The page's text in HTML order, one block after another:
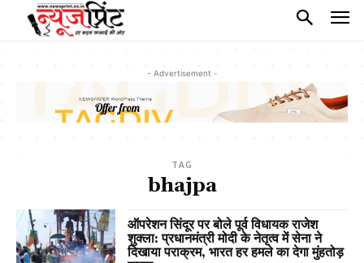
- Advertisement -
TAG
bhajpa
ऑपरेशन सिंदूर पर बोले पूर्व विधायक राजेश
शुक्ला: प्रधानमंत्री मोदी के नेतृत्व में सेना ने
दिखाया पराक्रम, भारत हर हमले का देगा मुंहतोड़